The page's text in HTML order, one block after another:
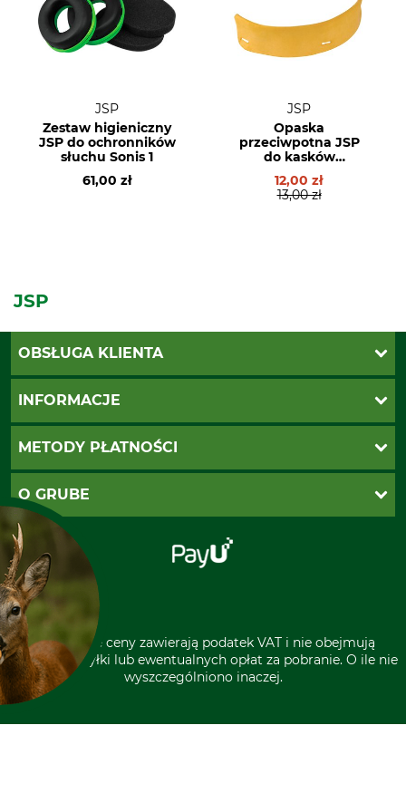
JSP
Zestaw higieniczny
JSP do ochronników
słuchu Sonis 1
61,00 zł
JSP
Opaska
przeciwpotna JSP
do kasków
ochronnych EVO
12,00 zł
13,00 zł
JSP
OBSŁUGA KLIENTA
Katalogi Grube
Ustawienia plików cookie
INFORMACJE
Koszty dostawy
Regulamin sklepu
Klauzula RODO
Odstąpienie od zamówienia
METODY PŁATNOŚCI
PayU
Za pobraniem (z dopłatą)
Polecenie zapłaty SEPA
O GRUBE
Sklep stacjonarny
Kontakt
Grube w Europie
* Wszystkie ceny zawierają podatek VAT i nie obejmują
kosztów wysyłki lub ewentualnych opłat za pobranie. O ile nie
wyszczególniono inaczej.